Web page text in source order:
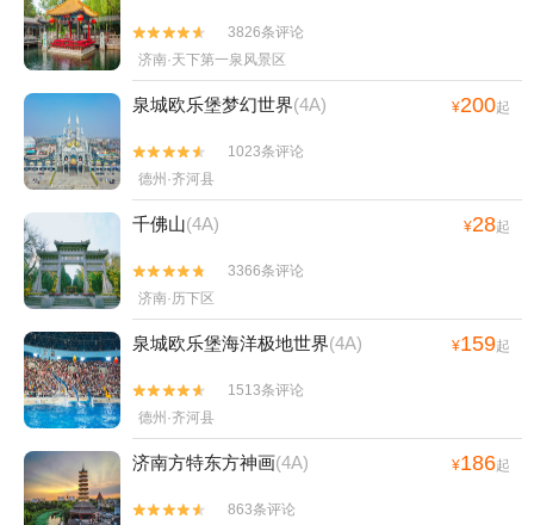


3826条评论
济南·天下第一泉风景区
泉城欧乐堡梦幻世界(4A) ¥200起


1023条评论
德州·齐河县
千佛山(4A) ¥28起


3366条评论
济南·历下区
泉城欧乐堡海洋极地世界(4A) ¥159起


1513条评论
德州·齐河县
济南方特东方神画(4A) ¥186起

 863条评论